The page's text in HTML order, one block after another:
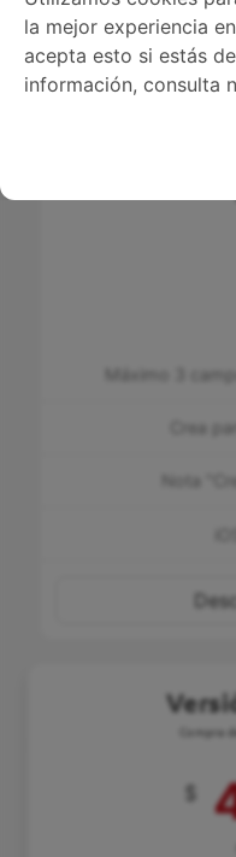
la mejor experiencia
acepta esto si estás
información, consulta
Máximo 3
Crea
Nota
Compra